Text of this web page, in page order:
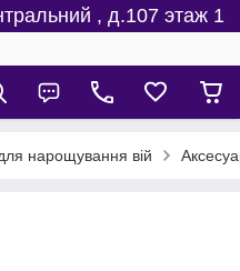
, д.107 этаж 1
нарощування вій